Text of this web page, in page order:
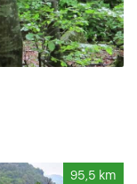
95,5 km